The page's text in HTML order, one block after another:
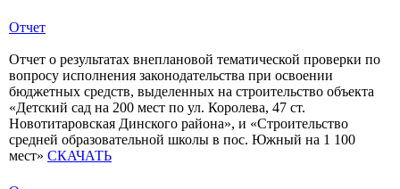
Отчет
Отчет о результатах внеплановой тематической проверки по
вопросу исполнения законодательства при освоении
бюджетных средств, выделенных на строительство объекта
«Детский сад на 200 мест по ул. Королева, 47 ст.
Новотитаровская Динского района», и «Строительство
средней образовательной школы в пос. Южный на 1 100
мест» СКАЧАТЬ